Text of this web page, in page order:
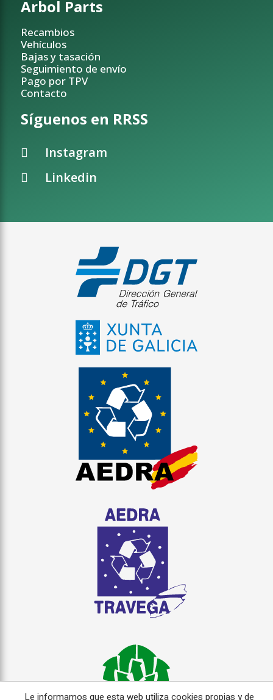
Arbol Parts
Recambios
Vehículos
Bajas y tasación
Seguimiento de envío
Pago por TPV
Contacto
Síguenos en RRSS
Instagram
Linkedin
Le informamos que esta web utiliza cookies propias y de